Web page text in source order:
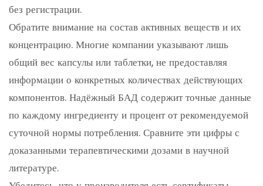
без регистрации.
Обратите внимание на состав активных веществ и их
концентрацию. Многие компании указывают лишь
общий вес капсулы или таблетки, не предоставляя
информации о конкретных количествах действующих
компонентов. Надёжный БАД содержит точные данные
по каждому ингредиенту и процент от рекомендуемой
суточной нормы потребления. Сравните эти цифры с
доказанными терапевтическими дозами в научной
литературе.